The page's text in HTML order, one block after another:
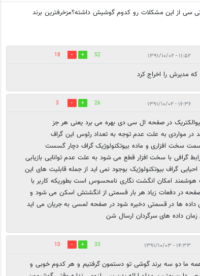
سی از این مشکلات رو کدوم گوشیش داشته؟مزخرفترین برند
۱۱:۵۲ - ۱۳۹۱/۱۰/۰۲ 52
18
مدیرش را اخراج کرد
۱۶:۳۶ - ۱۳۹۱/۱۰/۰۲ 26
3
در صفحه ال سی دی بهره می برد یعنی هر جز
در مواردی به علت عدم توجه به تعداد رئوس این گراف
سخت افزاری و ماده بیوتکنولوژیک گراف دچار گسست
گرافی با سخت افزار قطع می شود به علت عدم توانایی بازیابی
گراف بیوتکنولوژیک بوجود نمی اید از جمله قابلیت های این
امکان انگشت نگاری نامحسوس است بطوریکه کاربر با
در دفعات زیاد هر بار قسمتی از انگشتش اسکن می شود و
داده ها در قسمتی دخیره شود در صفحه لمسی به جریان می اید
داده های سرگردان ارسال شن
۱۴:۳۳ - ۱۳۹۱/۱۰/۰۳ 33
10
ما دو سه برند گوشی تو دستمون گرفتیم و هر کدوم خوبی و